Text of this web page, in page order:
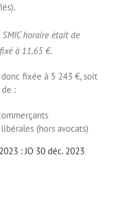
horaire était de
à 11,65 €.
fixée à 5 243 €, soit
:
(hors avocats)
: JO 30 déc. 2023